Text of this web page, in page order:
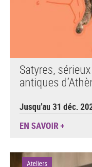
Satyres,
antiques
Jusqu'au 31 déc.
EN SAVOIR +
Ateliers